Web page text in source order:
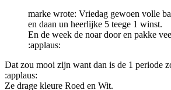
marke wrote: Vriedag gewoen volle
en daan un heerlijke 5 teege 1 winst.
En de week de noar door en pakke
:applaus:
Dat zou mooi zijn want dan is de 1 periode
:applaus:
Ze drage kleure Roed en Wit.